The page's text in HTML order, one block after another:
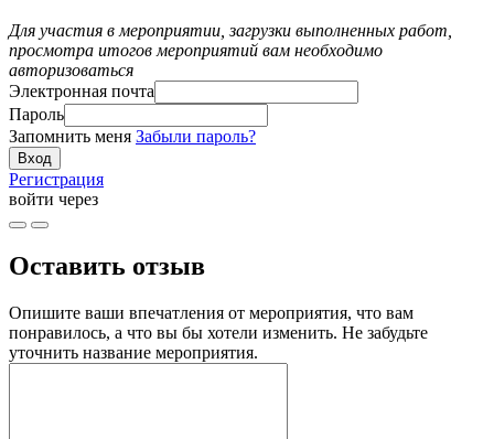
Для участия в мероприятии, загрузки выполненных работ,
просмотра итогов мероприятий вам необходимо
авторизоваться
Электронная почта
Пароль
Запомнить меня Забыли пароль?
Регистрация
войти через
Оставить отзыв
Опишите ваши впечатления от мероприятия, что вам
понравилось, а что вы бы хотели изменить. Не забудьте
уточнить название мероприятия.